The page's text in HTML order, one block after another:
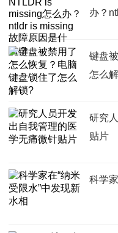
办？
键盘
怎么
研究
贴片
科学